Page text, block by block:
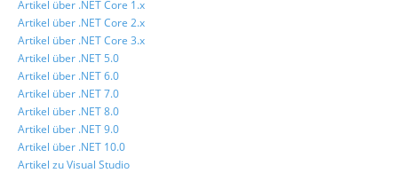
Artikel über .NET Core 1.x
Artikel über .NET Core 2.x
Artikel über .NET Core 3.x
Artikel über .NET 5.0
Artikel über .NET 6.0
Artikel über .NET 7.0
Artikel über .NET 8.0
Artikel über .NET 9.0
Artikel über .NET 10.0
Artikel zu Visual Studio